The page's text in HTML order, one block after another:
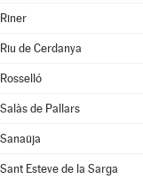
Riner
Riu de Cerdanya
Rosselló
Salàs de Pallars
Sanaüja
Sant Esteve de la Sarga